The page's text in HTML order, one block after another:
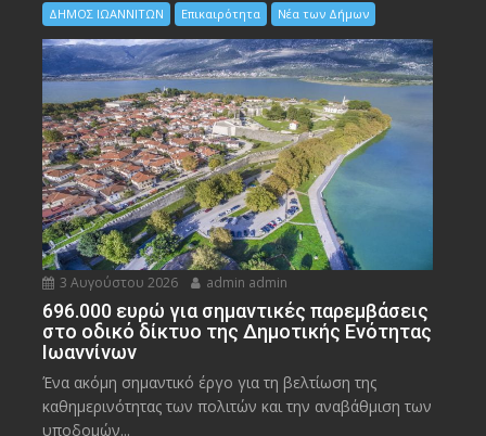
ΔΗΜΟΣ ΙΩΑΝΝΙΤΩΝ Επικαιρότητα Νέα των Δήμων
3 Αυγούστου 2026 admin admin
696.000 ευρώ για σημαντικές παρεμβάσεις
στο οδικό δίκτυο της Δημοτικής Ενότητας
Ιωαννίνων
Ένα ακόμη σημαντικό έργο για τη βελτίωση της
καθημερινότητας των πολιτών και την αναβάθμιση των
υποδομών...